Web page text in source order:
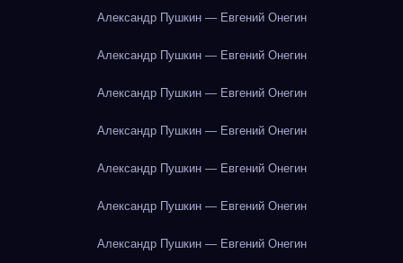
Александр Пушкин — Евгений Онегин
Александр Пушкин — Евгений Онегин
Александр Пушкин — Евгений Онегин
Александр Пушкин — Евгений Онегин
Александр Пушкин — Евгений Онегин
Александр Пушкин — Евгений Онегин
Александр Пушкин — Евгений Онегин